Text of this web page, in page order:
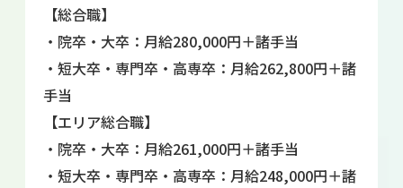
【総合職】
・院卒・大卒：月給280,000円＋諸手当
・短大卒・専門卒・高専卒：月給262,800円＋諸
手当
【エリア総合職】
・院卒・大卒：月給261,000円＋諸手当
・短大卒・専門卒・高専卒：月給248,000円＋諸